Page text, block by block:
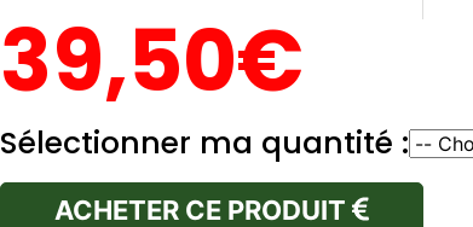
39,50€
Sélectionner ma quantité :
ACHETER CE PRODUIT